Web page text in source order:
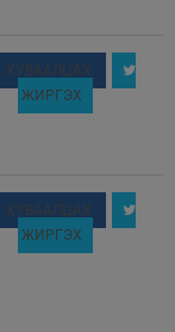
ХУВААЛЦАХ
ЖИРГЭХ
ХУВААЛЦАХ
ЖИРГЭХ